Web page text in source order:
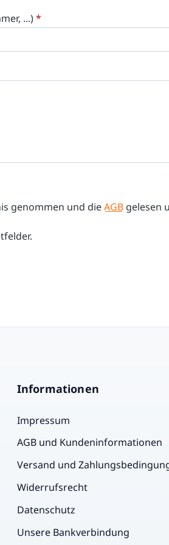
...)*
genommen und dieAGB gelesen
Informationen
Impressum
AGB und Kundeninformationen
Versand und
Widerrufsrecht
Datenschutz
Unsere Bankverbindung